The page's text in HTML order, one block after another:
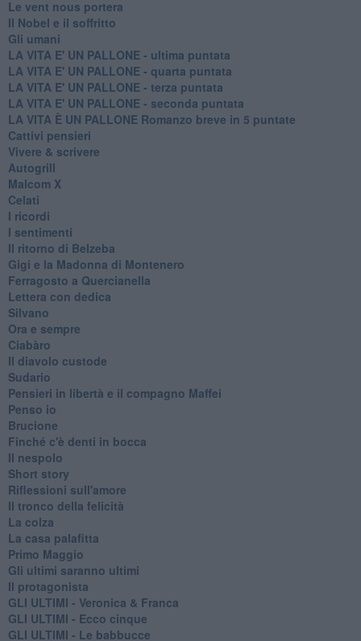
Le vent nous portera
Il Nobel e il soffritto
Gli umani
LA VITA E' UN PALLONE - ultima puntata
LA VITA E' UN PALLONE - quarta puntata
LA VITA E' UN PALLONE - terza puntata
LA VITA E' UN PALLONE - seconda puntata
LA VITA È UN PALLONE Romanzo breve in 5 puntate
Cattivi pensieri
Vivere & scrivere
Autogrill
Malcom X
Celati
I ricordi
I sentimenti
Il ritorno di Belzeba
Gigi e la Madonna di Montenero
Ferragosto a Quercianella
Lettera con dedica
Silvano
Ora e sempre
Ciabàro
Il diavolo custode
Sudario
Pensieri in libertà e il compagno Maffei
Penso io
Brucione
Finché c'è denti in bocca
Il nespolo
Short story
Riflessioni sull'amore
Il tronco della felicità
La colza
La casa palafitta
Primo Maggio
Gli ultimi saranno ultimi
Il protagonista
GLI ULTIMI - Veronica & Franca
GLI ULTIMI - Ecco cinque
GLI ULTIMI - Le babbucce